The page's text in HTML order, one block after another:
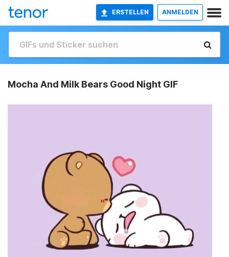
ERSTELLEN ANMELDEN
Mocha And Milk Bears Good Night GIF